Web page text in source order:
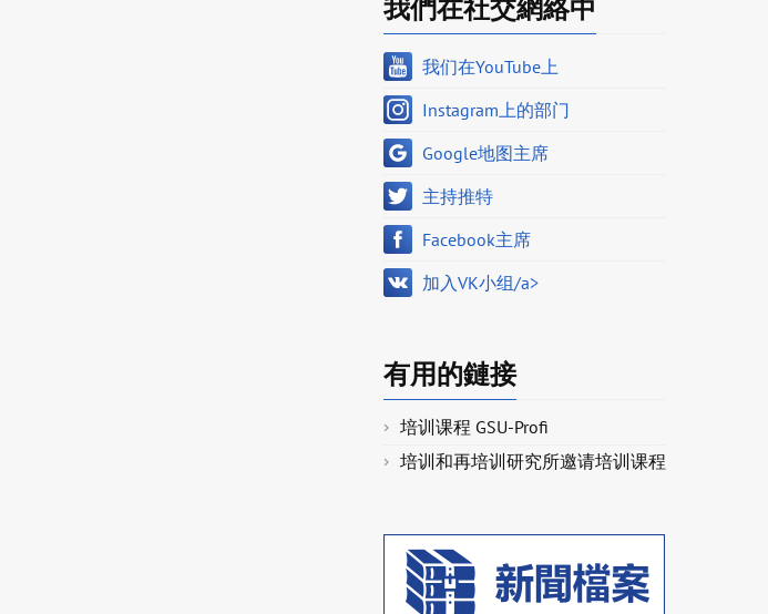
我們在社交網絡中
我们在YouTube上
Instagram上的部门
Google地图主席
主持推特
Facebook主席
加入VK小组/a>
有用的鏈接
培训课程 GSU-Profi
培训和再培训研究所邀请培训课程